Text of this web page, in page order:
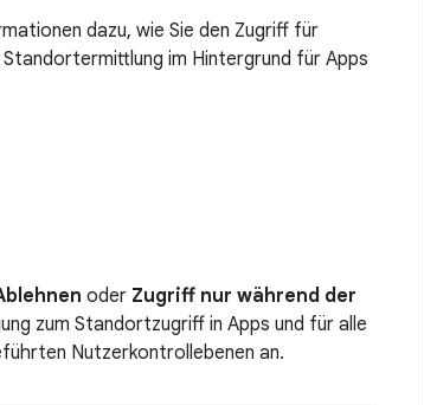
dazu, wie Sie den Zugriff für
im Hintergrund für Apps
oder Zugriff nur während der
zum Standortzugriff in Apps und für alle
Nutzerkontrollebenen an.